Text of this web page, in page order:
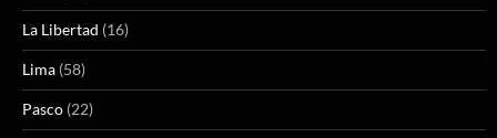
La Libertad (16)
Lima (58)
Pasco (22)